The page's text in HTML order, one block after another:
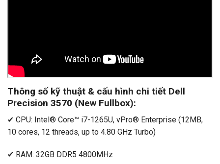
Thông số kỹ thuật & cấu hình chi tiết Dell
Precision 3570 (New Fullbox):
✔ CPU: Intel® Core™ i7-1265U, vPro® Enterprise (12MB,
10 cores, 12 threads, up to 4.80 GHz Turbo)
✔ RAM: 32GB DDR5 4800MHz